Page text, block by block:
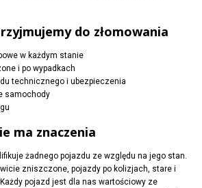
do złomowania
w każdym stanie
i po wypadkach
technicznego i ubezpieczenia
samochody
ma znaczenia
żadnego pojazdu ze względu na jego stan.
zniszczone, pojazdy po kolizjach, stare i
pojazd jest dla nas wartościowy ze